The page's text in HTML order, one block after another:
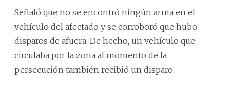
Señaló que no se encontró ningún arma en el
vehículo del afectado y se corroboró que hubo
disparos de afuera. De hecho, un vehículo que
circulaba por la zona al momento de la
persecución también recibió un disparo.